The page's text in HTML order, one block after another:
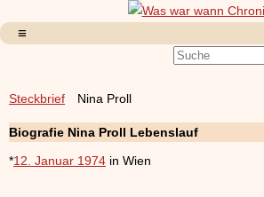
Steckbrief Nina Proll
Biografie Nina Proll Lebenslauf
*12. Januar 1974 in Wien